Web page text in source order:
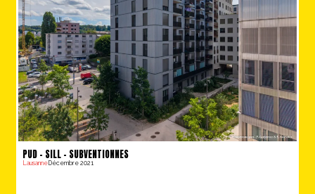
PUD – SILL – SUBVENTIONNES
LausanneDécembre 2021